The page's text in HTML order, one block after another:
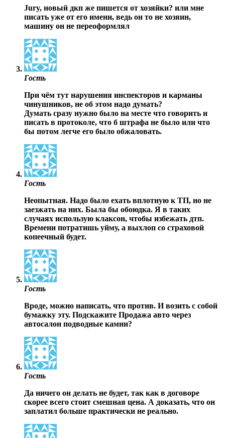
Jury, новый дкп же пишется от хозяйки? или мне
писать уже от его имени, ведь он то не хозяин,
машину он не переоформлял
Гость
При чём тут нарушения инспекторов и карманы
чинушников, не об этом надо думать?
Думать сразу нужно было на месте что говорить и
писать в протоколе, что б штрафа не было или что
бы потом легче его было обжаловать.
Гость
Неопытная. Надо было ехать вплотную к ТП, но не
заезжать на них. Была бы обоюдка. Я в таких
случаях использую клаксон, чтобы избежать дтп.
Времени потратишь уйму, а выхлоп со страховой
копеечный будет.
Гость
Вроде, можно написать, что против. И возить с собой
бумажку эту. Подскажите Продажа авто через
автосалон подводные камни?
Гость
Да ничего он делать не будет, так как в договоре
скорее всего стоит смешная цена. А доказать, что он
заплатил больше практически не реально.